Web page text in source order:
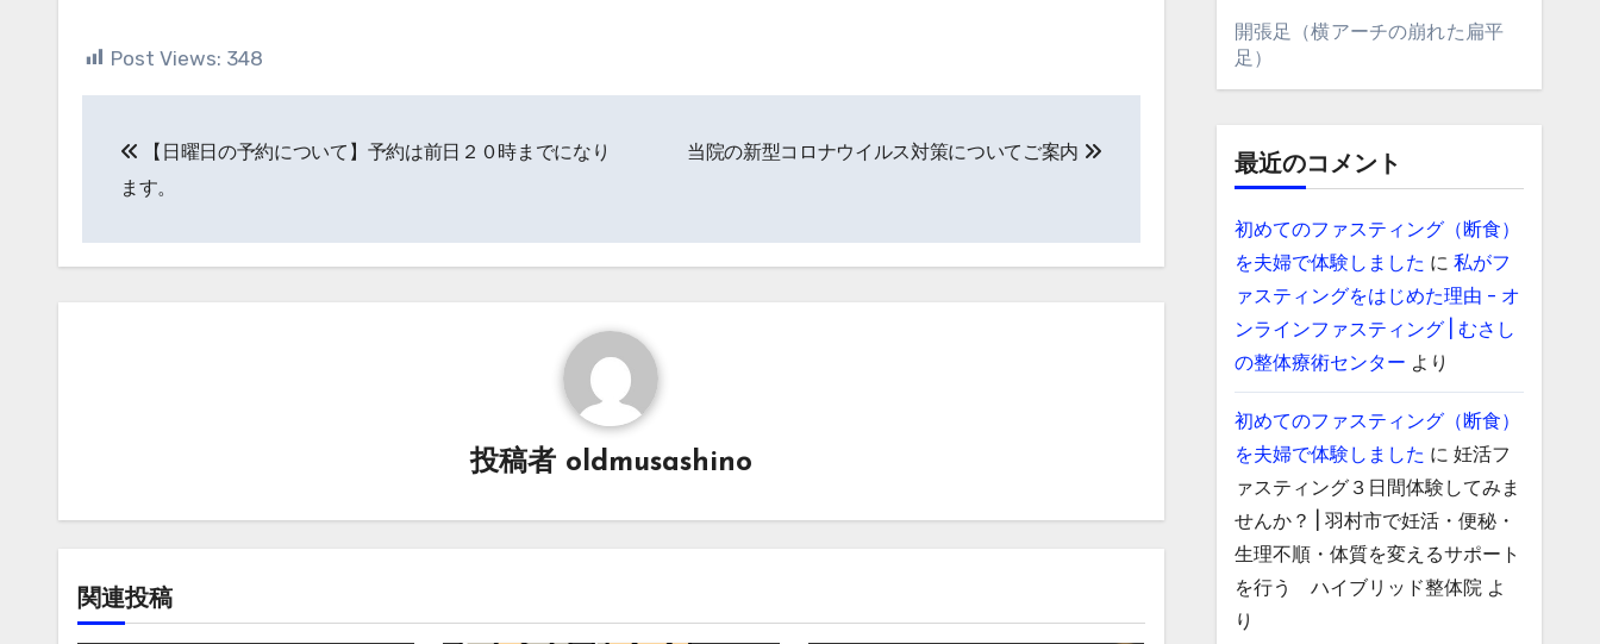
Post Views: 348
ビ
【日曜日の予約について】予約は前日２０時までになり
ます。
当院の新型コロナウイルス対策についてご案内
投稿者 oldmusashino
関連投稿
開張足（横アーチの崩れた扁平
足）
最近のコメント
初めてのファスティング（断食）
を夫婦で体験しました に 私がフ
ァスティングをはじめた理由 - オ
ンラインファスティング | むさし
の整体療術センター より
初めてのファスティング（断食）
を夫婦で体験しました に 妊活フ
ァスティング３日間体験してみま
せんか？ | 羽村市で妊活・便秘・
生理不順・体質を変えるサポート
を行う ハイブリッド整体院 よ
り